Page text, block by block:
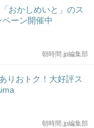
おかしめいと」のス
ーン開催中
朝時間.jp編集部
りおトク！大好評ス
朝時間.jp編集部